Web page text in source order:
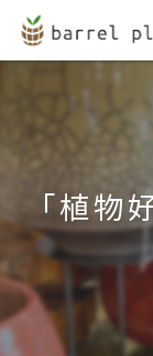
「植物